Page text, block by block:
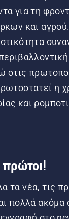
για τη
και
στις
η
και
τα νέα, τις
πολλά ακόμα